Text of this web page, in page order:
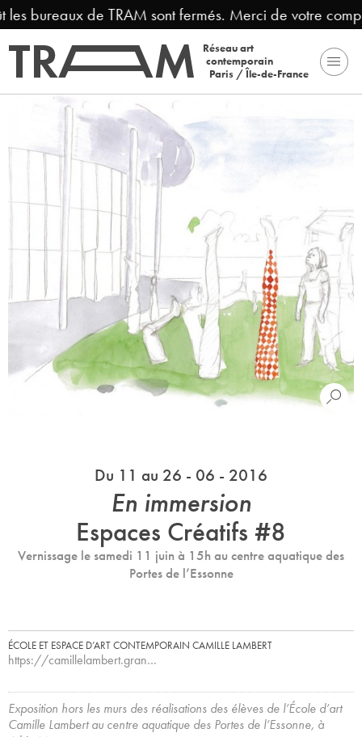
bureaux de TRAM sont fermés. Merci de votre
Réseau art
contemporain
Paris / Île-de-France
Du 11 au 26 - 06 - 2016
En immersion
Espaces Créatifs #8
Vernissage le samedi 11 juin à 15h au centre aquatique des
Portes de l’Essonne
ÉCOLE ET ESPACE D’ART CONTEMPORAIN CAMILLE LAMBERT
https://camillelambert.gran…
Exposition hors les murs des réalisations des élèves de l’École d’art
Camille Lambert au centre aquatique des Portes de l’Essonne, à